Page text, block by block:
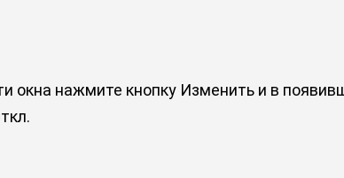
окна нажмите кнопку Изменить и в